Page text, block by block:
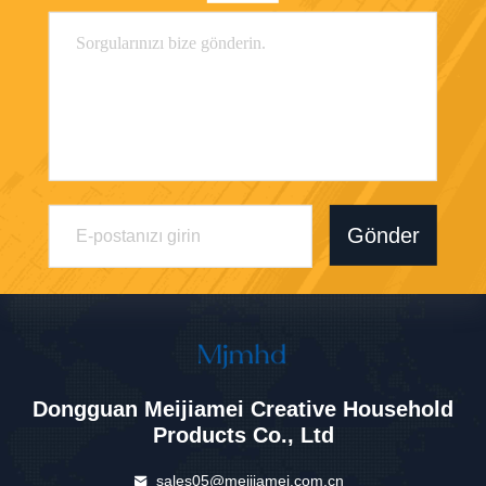
Gönder
Dongguan Meijiamei Creative Household
Products Co., Ltd
sales05@meijiamei.com.cn